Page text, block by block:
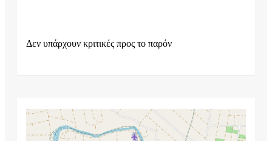
Δεν υπάρχουν κριτικές προς το παρόν